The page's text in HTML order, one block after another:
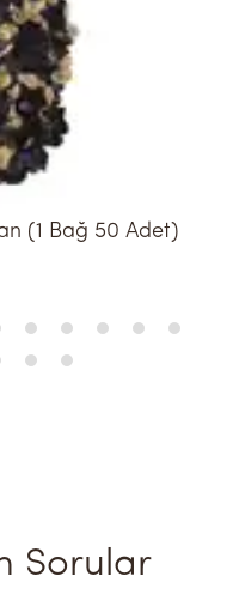
(1 Bağ 50 Adet)
Sorular